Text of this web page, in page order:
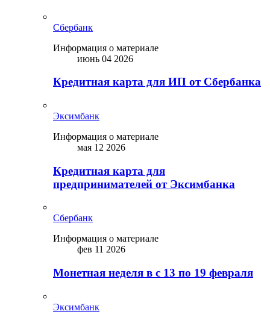
Сбербанк
Информация о материале
июнь 04 2026
Кредитная карта для ИП от Сбербанка
Эксимбанк
Информация о материале
мая 12 2026
Кредитная карта для
предпринимателей от Эксимбанка
Сбербанк
Информация о материале
фев 11 2026
Монетная неделя в с 13 по 19 февраля
Эксимбанк